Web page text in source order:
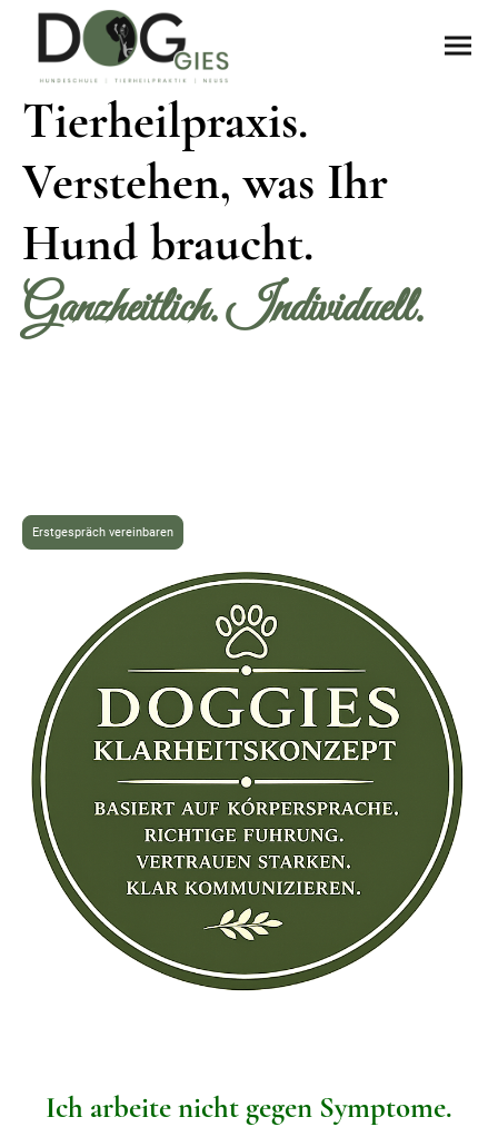
Tierheilpraxis.
Verstehen, was Ihr
Hund braucht.
Ganzheitlich. Individuell.
Erstgespräch vereinbaren
Ich arbeite nicht gegen Symptome.